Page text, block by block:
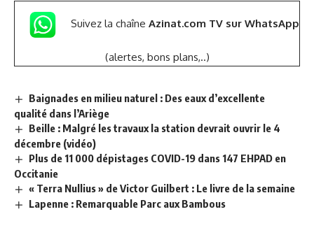
Suivez la chaîne Azinat.com TV sur WhatsApp
(alertes, bons plans,..)
Baignades en milieu naturel : Des eaux d’excellente
qualité dans l’Ariège
Beille : Malgré les travaux la station devrait ouvrir le 4
décembre (vidéo)
Plus de 11 000 dépistages COVID-19 dans 147 EHPAD en
Occitanie
« Terra Nullius » de Victor Guilbert : Le livre de la semaine
Lapenne : Remarquable Parc aux Bambous